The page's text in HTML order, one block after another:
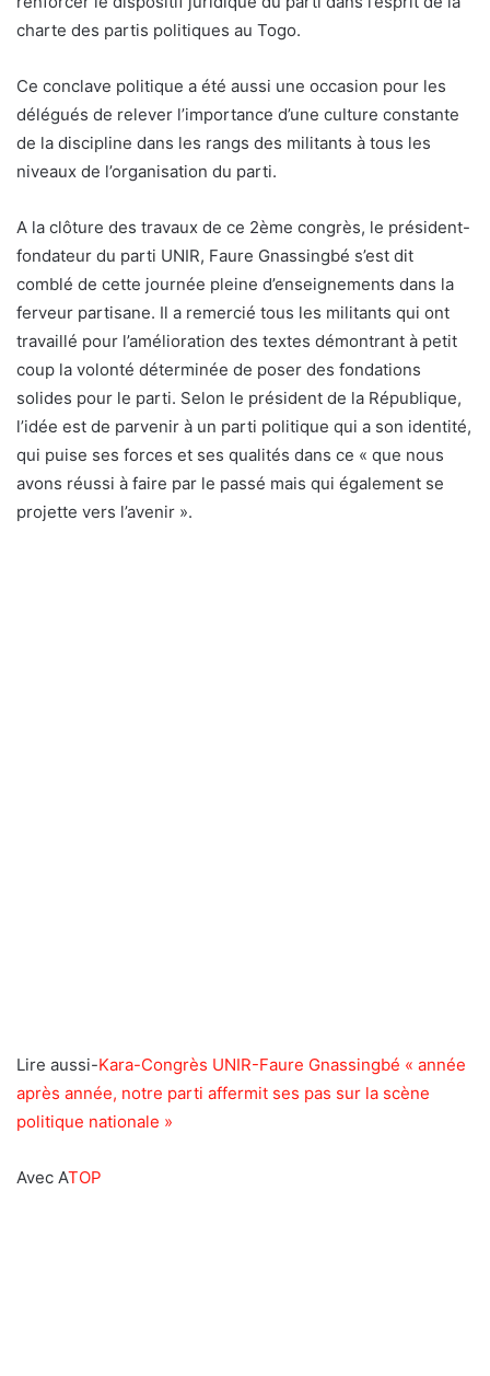
charte des partis politiques au Togo.
Ce conclave politique a été aussi une occasion pour les
délégués de relever l’importance d’une culture constante
de la discipline dans les rangs des militants à tous les
niveaux de l’organisation du parti.
A la clôture des travaux de ce 2ème congrès, le président-
fondateur du parti UNIR, Faure Gnassingbé s’est dit
comblé de cette journée pleine d’enseignements dans la
ferveur partisane. Il a remercié tous les militants qui ont
travaillé pour l’amélioration des textes démontrant à petit
coup la volonté déterminée de poser des fondations
solides pour le parti. Selon le président de la République,
l’idée est de parvenir à un parti politique qui a son identité,
qui puise ses forces et ses qualités dans ce « que nous
avons réussi à faire par le passé mais qui également se
projette vers l’avenir ».
Lire aussi-Kara-Congrès UNIR-Faure Gnassingbé « année
après année, notre parti affermit ses pas sur la scène
politique nationale »
Avec ATOP